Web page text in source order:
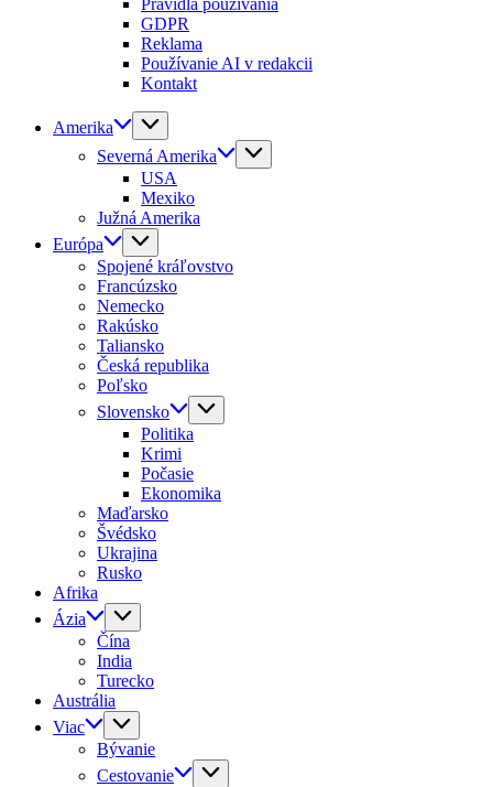
Pravidlá používania
GDPR
Reklama
Používanie AI v redakcii
Kontakt
Amerika
Severná Amerika
USA
Mexiko
Južná Amerika
Európa
Spojené kráľovstvo
Francúzsko
Nemecko
Rakúsko
Taliansko
Česká republika
Poľsko
Slovensko
Politika
Krimi
Počasie
Ekonomika
Maďarsko
Švédsko
Ukrajina
Rusko
Afrika
Ázia
Čína
India
Turecko
Austrália
Viac
Bývanie
Cestovanie